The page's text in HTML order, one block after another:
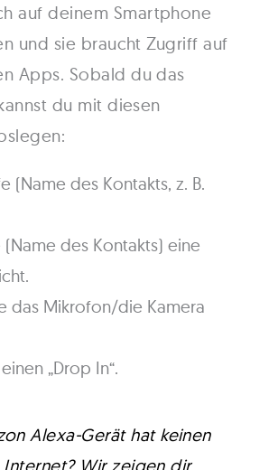
auf deinem Smartphone
und sie braucht Zugriff auf
Apps. Sobald du das
du mit diesen
(Name des Kontakts, z. B.
des Kontakts) eine
das Mikrofon/die Kamera
„Drop In“.
Alexa-Gerät hat keinen
Wir zeigen dir,